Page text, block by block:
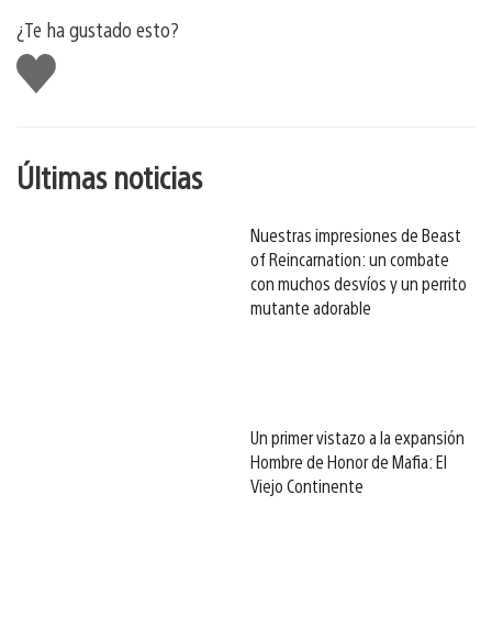
¿Te ha gustado esto?
Me
gusta
Últimas noticias
Nuestras impresiones de Beast
of Reincarnation: un combate
con muchos desvíos y un perrito
mutante adorable
Un primer vistazo a la expansión
Hombre de Honor de Mafia: El
Viejo Continente